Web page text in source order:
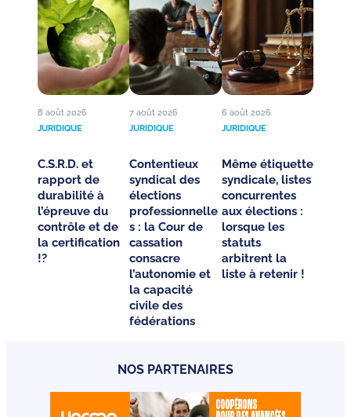
8 août 2026
JURIDIQUE
C.S.R.D. et
rapport de
durabilité à
l’épreuve du
contrôle et de
la certification
!?
7 août 2026
JURIDIQUE
Contentieux
syndical des
élections
professionnelle
s : la Cour de
cassation
consacre
l’autonomie et
la capacité
civile des
fédérations
6 août 2026
JURIDIQUE
Même étiquette
syndicale, listes
concurrentes
aux élections :
lorsque les
statuts
arbitrent la
liste à retenir !
NOS PARTENAIRES